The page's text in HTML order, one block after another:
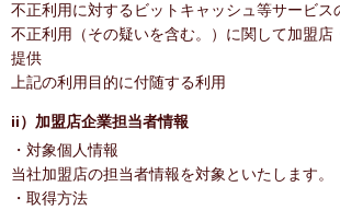
不正利用に対するビットキャッシュ等サービス
不正利用（その疑いを含む。）に関して加盟店
提供
上記の利用目的に付随する利用
ii）加盟店企業担当者情報
・対象個人情報
当社加盟店の担当者情報を対象といたします。
・取得方法